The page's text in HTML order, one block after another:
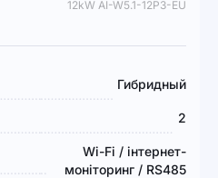
12kW AI-W5.1-12P3-EU
Гибридный
2
Wi-Fi / інтернет-
моніторинг / RS485